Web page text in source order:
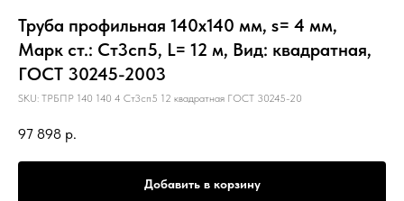
Труба профильная 140х140 мм, s= 4 мм,
Марк ст.: Ст3сп5, L= 12 м, Вид: квадратная,
ГОСТ 30245-2003
SKU: ТРБПР 140 140 4 Ст3сп5 12 квадратная ГОСТ 30245-20
97 898 р.
Добавить в корзину